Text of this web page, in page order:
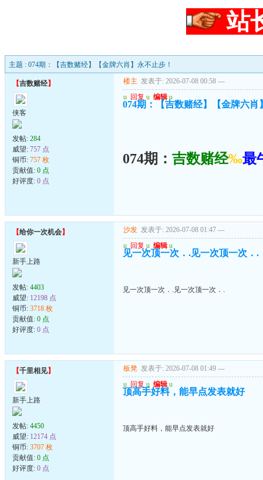
站
主题 : 074期：【吉数赌经】【金牌六肖】永不止步！
【吉数赌经】
侠客
发帖: 284
威望: 757 点
铜币: 757 枚
贡献值: 0 点
好评度: 0 点
楼主 发表于: 2026-07-08 00:58 ---
u 回复 u 编辑 u
074期：【吉数赌经】【金牌六肖
074期： 吉数赌经‰最
【给你一次机会】
新手上路
发帖: 4403
威望: 12198 点
铜币: 3718 枚
贡献值: 0 点
好评度: 0 点
沙发 发表于: 2026-07-08 01:47 ---
u 回复 u 编辑 u
见一次顶一次．.见一次顶一次．.
见一次顶一次．.见一次顶一次．.
【千里相见】
新手上路
发帖: 4450
威望: 12174 点
铜币: 3707 枚
贡献值: 0 点
好评度: 0 点
板凳 发表于: 2026-07-08 01:49 ---
u 回复 u 编辑 u
顶高手好料，能早点发表就好
顶高手好料，能早点发表就好